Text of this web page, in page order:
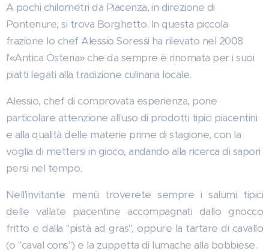
A pochi chilometri da Piacenza, in direzione di
Pontenure, si trova Borghetto. In questa piccola
frazione lo chef Alessio Soressi ha rilevato nel 2008
l'«Antica Osteria» che da sempre è rinomata per i suoi
piatti legati alla tradizione culinaria locale.
Alessio, chef di comprovata esperienza, pone
particolare attenzione all'uso di prodotti tipici piacentini
e alla qualità delle materie prime di stagione, con la
voglia di mettersi in gioco, andando alla ricerca di sapori
persi nel tempo.
Nell'invitante menù troverete sempre i salumi tipici
delle vallate piacentine accompagnati dallo gnocco
fritto e dalla "pistà ad gras", oppure la tartare di cavallo
(o "caval cons") e la zuppetta di lumache alla bobbiese.